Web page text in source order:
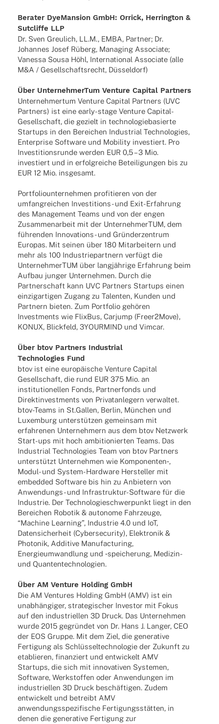
Bera­ter DyeM­an­sion GmbH: Orrick, Herring­ton &
Sutcliffe LLP
Dr. Sven Greu­lich, LL.M., EMBA, Part­ner; Dr.
Johan­nes Josef Rüberg, Mana­ging Asso­ciate;
Vanessa Sousa Höhl, Inter­na­tio­nal Asso­ciate (alle
M&A / Gesell­schafts­recht, Düsseldorf)
Über Unter­neh­mer­Tum Venture Capi­tal Partners
Unter­neh­mer­tum Venture Capi­tal Part­ners (UVC
Part­ners) ist eine early-stage Venture Capi­­tal-
Gesel­l­­schaft, die gezielt in tech­no­lo­gie­ba­sierte
Start­ups in den Berei­chen Indus­trial Tech­no­lo­gies,
Enter­prise Soft­ware und Mobi­lity inves­tiert. Pro
Inves­ti­ti­ons­runde werden EUR 0,5 – 3 Mio.
inves­tiert und in erfolg­rei­che Betei­li­gun­gen bis zu
EUR 12 Mio. insgesamt.
Port­fo­lio­un­ter­neh­men profi­tie­ren von der
umfang­rei­chen Inves­­ti­­ti­ons- und Exit-Erfah­rung
des Manage­ment Teams und von der engen
Zusam­men­ar­beit mit der Unter­neh­mer­TUM, dem
führen­den Inno­­va­­ti­ons- und Grün­der­zen­trum
Euro­pas. Mit seinen über 180 Mitar­bei­tern und
mehr als 100 Indus­trie­part­nern verfügt die
Unter­neh­mer­TUM über lang­jäh­rige Erfah­rung beim
Aufbau junger Unter­neh­men. Durch die
Part­ner­schaft kann UVC Part­ners Start­ups einen
einzig­ar­ti­gen Zugang zu Talen­ten, Kunden und
Part­nern bieten. Zum Port­fo­lio gehö­ren
Invest­ments wie Flix­Bus, Carjump (Freer2Move),
KONUX, Blick­feld, 3YOURMIND und Vimcar.
Über btov Part­ners Indus­trial
Tech­no­lo­gies Fund
btov ist eine euro­päi­sche Venture Capi­tal
Gesell­schaft, die rund EUR 375 Mio. an
insti­tu­tio­nel­len Fonds, Part­ner­fonds und
Direkt­in­vest­ments von Privat­an­le­gern verwal­tet.
btov-Teams in St.Gallen, Berlin, München und
Luxem­burg unter­stüt­zen gemein­sam mit
erfah­re­nen Unter­neh­mern aus dem btov Netz­werk
Start-ups mit hoch ambi­tio­nier­ten Teams. Das
Indus­trial Tech­no­lo­gies Team von btov Part­ners
unter­stützt Unter­neh­men wie Komponenten‑,
Modul- und System-Hard­­ware Herstel­ler mit
embedded Soft­ware bis hin zu Anbie­tern von
Anwen­­dungs- und Infra­­struk­­tur-Soft­­ware für die
Indus­trie. Der Tech­no­lo­gie­schwer­punkt liegt in den
Berei­chen Robo­tik & auto­nome Fahr­zeuge,
“Machine Lear­ning”, Indus­trie 4.0 und IoT,
Daten­si­cher­heit (Cyber­se­cu­rity), Elek­tro­nik &
Photo­nik, Addi­tive Manu­fac­tu­ring,
Ener­gie­um­wand­lung und ‑spei­che­rung, Medi­­zin-
und Quantentechnologien.
Über AM Venture Holding GmbH
Die AM Ventures Holding GmbH (AMV) ist ein
unab­hän­gi­ger, stra­te­gi­scher Inves­tor mit Fokus
auf den indus­tri­el­len 3D Druck. Das Unter­neh­men
wurde 2015 gegrün­det von Dr. Hans J. Langer, CEO
der EOS Gruppe. Mit dem Ziel, die gene­ra­tive
Ferti­gung als Schlüs­sel­tech­no­lo­gie der Zukunft zu
etablie­ren, finan­ziert und entwi­ckelt AMV
Start­ups, die sich mit inno­va­ti­ven Syste­men,
Soft­ware, Werk­stof­fen oder Anwen­dun­gen im
indus­tri­el­len 3D Druck beschäf­ti­gen. Zudem
entwi­ckelt und betreibt AMV
anwen­dungs­spe­zi­fi­sche Ferti­gungs­stät­ten, in
denen die gene­ra­tive Ferti­gung zur